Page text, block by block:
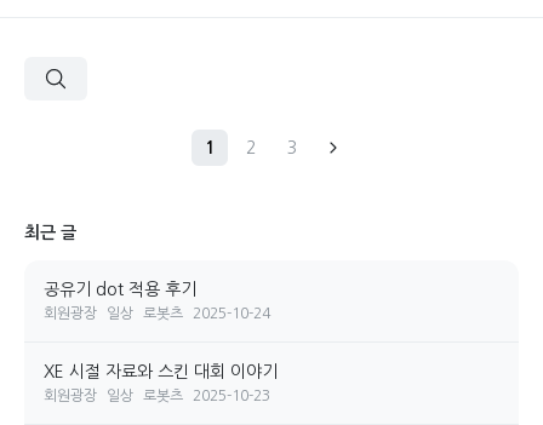
1 2 3
최근 글
공유기 dot 적용 후기
회원광장 일상 로봇츠 2025-10-24
XE 시절 자료와 스킨 대회 이야기
회원광장 일상 로봇츠 2025-10-23